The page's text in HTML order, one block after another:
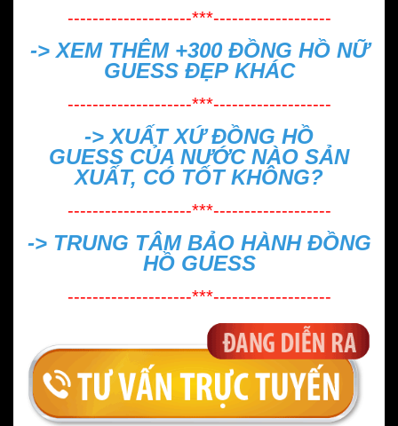
--------------------***-------------------
-> XEM THÊM +300 ĐỒNG HỒ NỮ
GUESS ĐẸPKHÁC
--------------------***-------------------
->XUẤT XỨ ĐỒNG HỒ
GUESS CỦA NƯỚC NÀO SẢN
XUẤT, CÓ TỐT KHÔNG?
--------------------***-------------------
-> TRUNG TÂM BẢO HÀNH ĐỒNG
HỒ GUESS
--------------------***-------------------